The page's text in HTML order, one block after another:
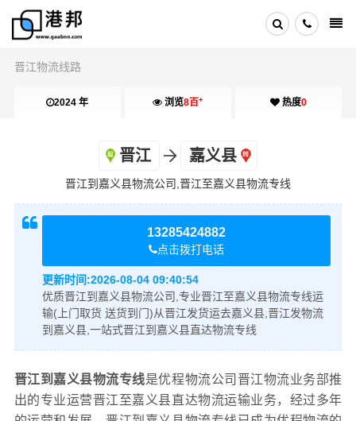
晋江物流线路
2024 年 浏览8百+ 热度0
晋江 嘉义县
晋江到嘉义县物流公司,晋江至嘉义县物流专线
13285424882
点击拨打电话
更新时间:2026-08-04 09:40:54
优质晋江到嘉义县物流公司,专业晋江至嘉义县物流专线运
输(上门取货 送货到门)从晋江发货运去嘉义县,晋江发物流
到嘉义县,一站式晋江到嘉义县直达物流专线
晋江到嘉义县物流专线是优程物流公司晋江物流业务部推
出的专业运营晋江至嘉义县直达物流运输业务，经过多年